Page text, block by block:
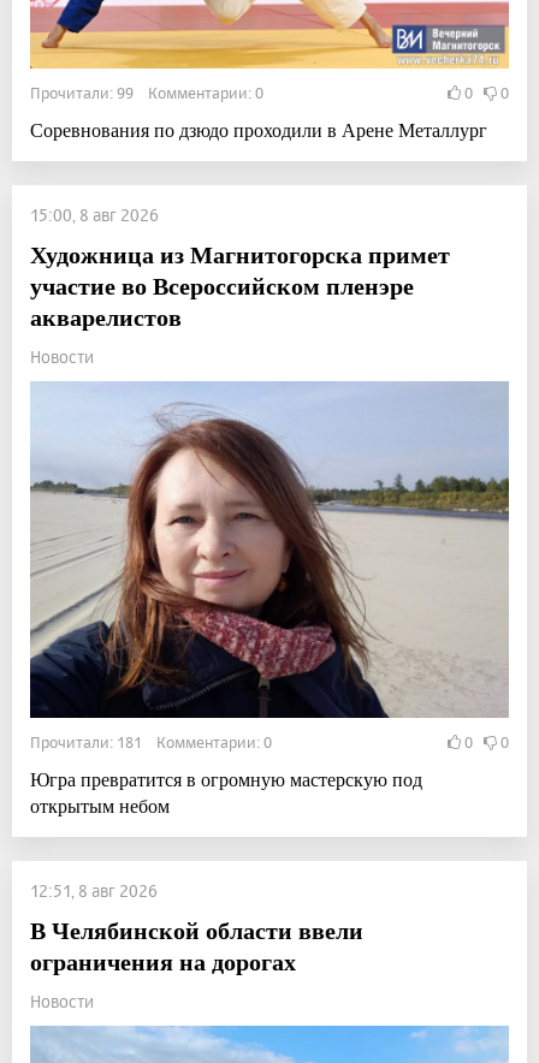
Прочитали: 99 Комментарии: 0 0 0
Соревнования по дзюдо проходили в Арене Металлург
15:00, 8 авг 2026
Художница из Магнитогорска примет
участие во Всероссийском пленэре
акварелистов
Новости
Прочитали: 181 Комментарии: 0 0 0
Югра превратится в огромную мастерскую под
открытым небом
12:51, 8 авг 2026
В Челябинской области ввели
ограничения на дорогах
Новости